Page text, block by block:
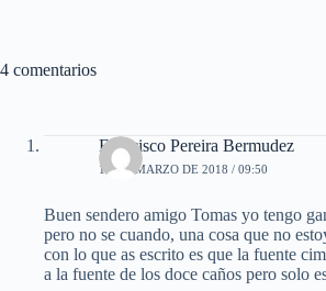
4 comentarios
Francisco Pereira Bermudez
15 DE MARZO DE 2018 / 09:50
Buen sendero amigo Tomas yo tengo
pero no se cuando, una cosa que no
con lo que as escrito es que la fuente
a la fuente de los doce caños pero solo